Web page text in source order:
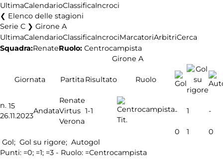
UltimaCalendarioClassificaIncroci
Elenco delle stagioni
Serie C ❯ Girone A
UltimaCalendarioClassificaIncrociMarcatoriArbitriCerca
Squadra:RenateRuolo: Centrocampista
Girone A
Giornata PartitaRisultato Ruolo
n. 15
26.11.2023
Andata
Renate
Virtus
Verona
1-1
Tit.
- 1 -
0 1
0
Gol; Gol su rigore; Autogol
Punti: =0; =1; =3 - Ruolo: =Centrocampista